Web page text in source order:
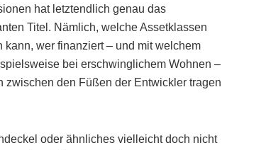
hat letztendlich genau das
Titel. Nämlich, welche Assetklassen
wer finanziert – und mit welchem
bei erschwinglichem Wohnen –
den Füßen der Entwickler tragen
oder ähnliches vielleicht doch nicht